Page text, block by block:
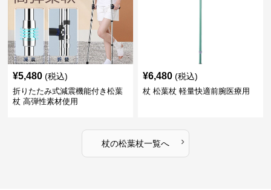
¥5,480 (税込)
折りたたみ式減震機能付き松葉
杖 高弾性素材使用
¥6,480 (税込)
杖 松葉杖 軽量快適前腕医療用
杖の松葉杖一覧へ ›